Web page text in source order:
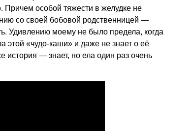
Причем особой тяжести в желудке не
со своей бобовой родственницей —
Удивлению моему не было предела, когда
этой «чудо-каши» и даже не знает о её
— знает, но ела один раз очень